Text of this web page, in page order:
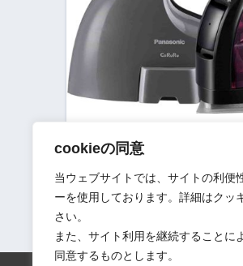
cookieの同意
当ウェブサイトでは、サイトの利便
ーを使用しております。詳細はクッ
さい。
また、サイト利用を継続することに
同意するものとします。
【NI-WL405 レビュー】
スアイロン『カルル』｜